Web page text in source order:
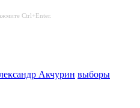
Ctrl+Enter.
Акчурин выборы